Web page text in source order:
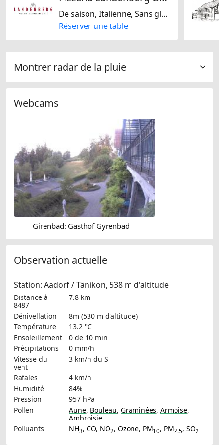
De saison, Italienne, Sans gluten, Végétarien uniquement, Végétalien uniquement, Sans lactose, Végétarienne jaïn, Sans noix, Casher, Sans soja, Suisse
Réserver une table
Montrer radar de la pluie
Webcams
Girenbad: Gasthof Gyrenbad
Observation actuelle
Station: Aadorf / Tänikon, 538 m d'altitude
Distance à
8487
7.8 km
Dénivellation
8m (530 m d'altitude)
Température
13.2 °C
Ensoleillement
0 de 10 min
Précipitations
0 mm/h
Vitesse du
vent
3 km/h du S
Rafales
4 km/h
Humidité
84%
Pression
957 hPa
Pollen
Aune, Bouleau, Graminées, Armoise,
Ambroisie
Polluants
NH3, CO, NO2, Ozone, PM10, PM2.5, SO2